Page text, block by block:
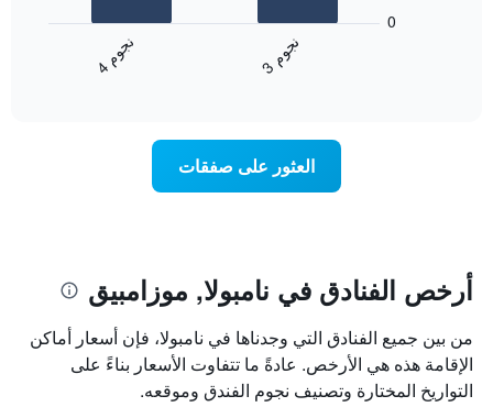
خلال
آخر
أيام
مع
التصنيف
حسب
3نج
وم 4نج
وم
0
العثور على صفقات
أرخص الفنادق في نامبولا, موزامبيق
من بين جميع الفنادق التي وجدناها في نامبولا، فإن أسعار أماكن
الإقامة هذه هي الأرخص. عادةً ما تتفاوت الأسعار بناءً على
التواريخ المختارة وتصنيف نجوم الفندق وموقعه.